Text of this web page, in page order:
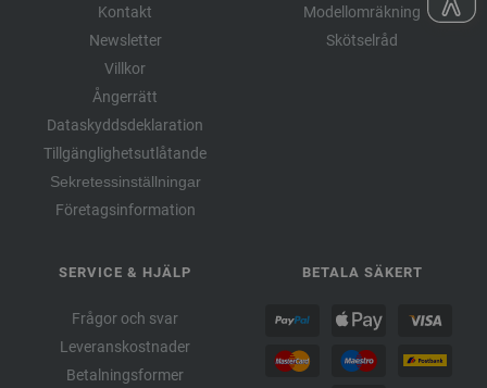
Kontakt
Newsletter
Villkor
Ångerrätt
Dataskyddsdeklaration
Tillgänglighetsutlåtande
Sekretessinställningar
Företagsinformation
Modellomräkning
Skötselråd
SERVICE & HJÄLP
Frågor och svar
Leveranskostnader
Betalningsformer
BETALA SÄKERT